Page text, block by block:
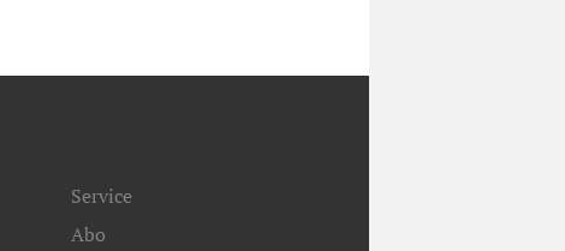
Service
Abo